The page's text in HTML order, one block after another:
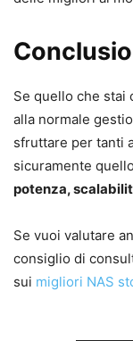
Se quello che stai
alla normale
sfruttare per tanti
sicuramente
potenza,
Se vuoi valutare
consiglio di
sui migliori NAS